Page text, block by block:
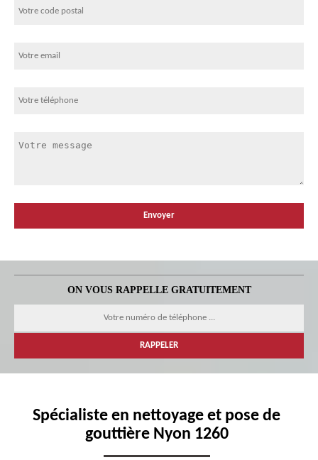
ON VOUS RAPPELLE GRATUITEMENT
Spécialiste en nettoyage et pose de
gouttière Nyon 1260